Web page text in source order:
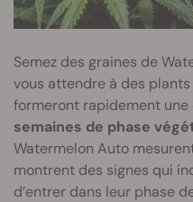
Semez des graines de
vous attendre à des
formeront rapidement une
semaines de phase
Watermelon Auto
montrent des signes qui
d’entrer dans leur phase